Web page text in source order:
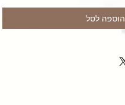
הוספה לסל